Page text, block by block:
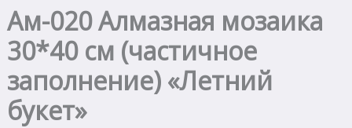
Ам-020 Алмазная мозаика
30*40 см (частичное
заполнение) «Летний
букет»